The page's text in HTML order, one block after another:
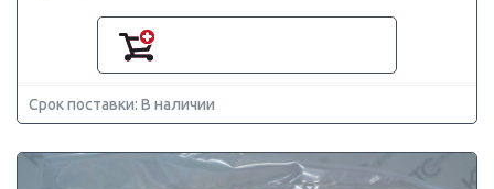
Срок поставки: В наличии